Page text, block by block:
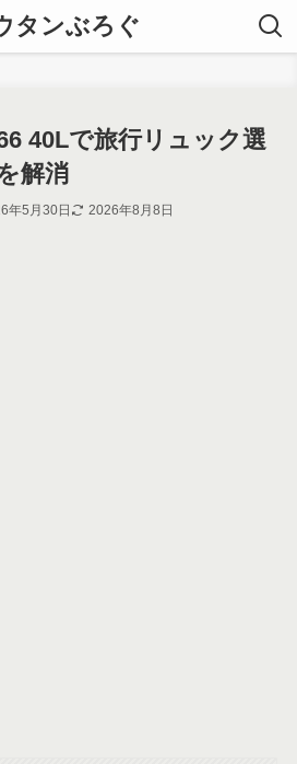
タンぶろぐ
40Lで旅行リュック選
解消
年5月30日 2026年8月8日